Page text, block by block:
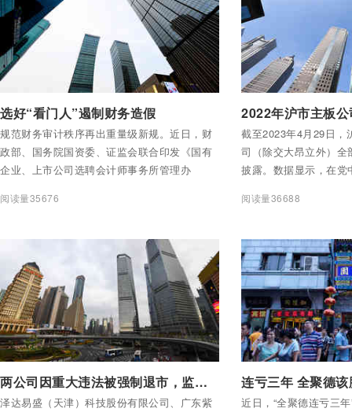
选好“看门人”遏制财务造假
规范财务审计秩序再出重量级新规。近日，财
政部、国务院国资委、证监会联合印发《国有
企业、上市公司选聘会计师事务所管理办
务所行为，促进注册会计师行业公平竞争，推
阅读量35676
截至2023年4月29日，
司（除交大昂立外）
披露。数据显示，在
对多重复杂因素影响
阅读量36688
两公司因重大违法被强制退市，监管机构如何推动对相关责任主体立体化追责
泽达易盛（天津）科技股份有限公司、广东紫
近日，“全聚德连亏三